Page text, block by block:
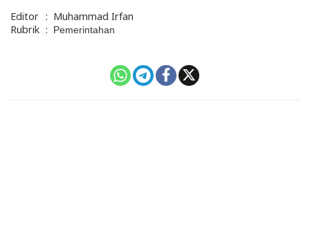
Editor : Muhammad Irfan
Rubrik : Pemerintahan